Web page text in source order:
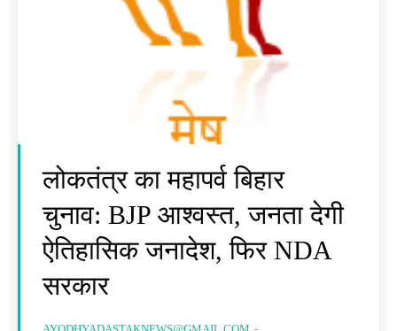
लोकतंत्र का महापर्व बिहार
चुनाव: BJP आश्वस्त, जनता देगी
ऐतिहासिक जनादेश, फिर NDA
सरकार